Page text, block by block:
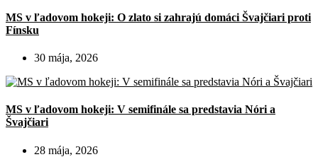
MS v ľadovom hokeji: O zlato si zahrajú domáci Švajčiari proti
Fínsku
30 mája, 2026
MS v ľadovom hokeji: V semifinále sa predstavia Nóri a
Švajčiari
28 mája, 2026